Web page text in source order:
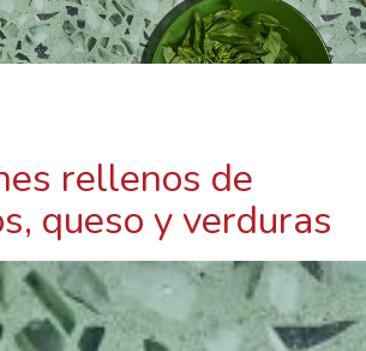
rellenos de
queso y verduras